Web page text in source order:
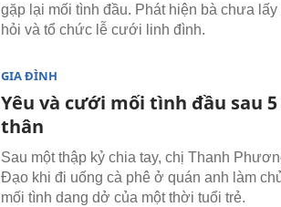
gặp lại mối tình đầu. Phát hiện bà chưa
hỏi và tổ chức lễ cưới linh đình.
GIA ĐÌNH
Yêu và cưới mối tình đầu sau
thân
Sau một thập kỷ chia tay, chị Thanh
Đạo khi đi uống cà phê ở quán anh làm
mối tình dang dở của một thời tuổi trẻ.